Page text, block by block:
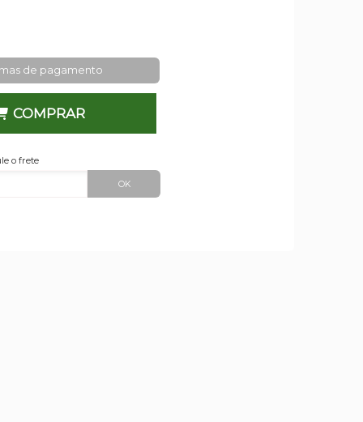
de pagamento
COMPRAR
o frete
OK